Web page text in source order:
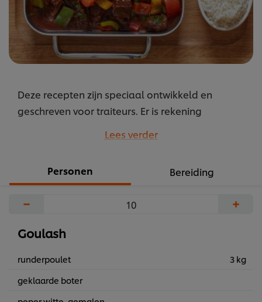
met
rijst
is
5.0
van
5
op
van
beoordelingen.
Deze recepten zijn speciaal ontwikkeld en
geschreven voor traiteurs. Er is rekening
en presentatie. Maar ze kunnen natuurlijk
Lees verder
Personen Bereiding
− +
Goulash
runderpoulet
3 kg
geklaarde boter